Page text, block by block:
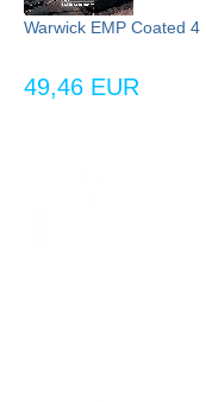
Warwick EMP Coated 4
49,46 EUR